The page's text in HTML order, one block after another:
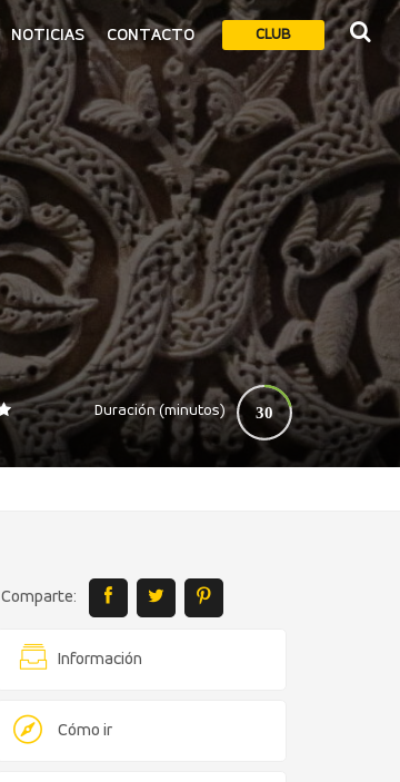
CLUB
NOTICIAS CONTACTO
Duración (minutos) 30
0 140
Comparte:
Información
Cómo ir